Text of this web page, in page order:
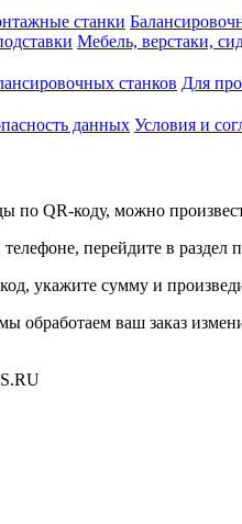
станки
Мебель, верстаки,
станков Для
данных Условия и
по QR-коду, можно
перейдите в
укажите сумму и
обработаем ваш заказ